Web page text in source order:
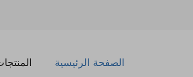
الصفحة الرئيسية